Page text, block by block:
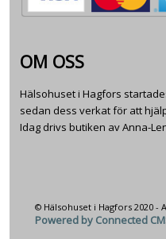
OM OSS
Hälsohuset i Hagfors
sedan dess verkat för att
Idag drivs butiken av Anna-
© Hälsohuset i Hagfors 2020 -
Powered by Connected